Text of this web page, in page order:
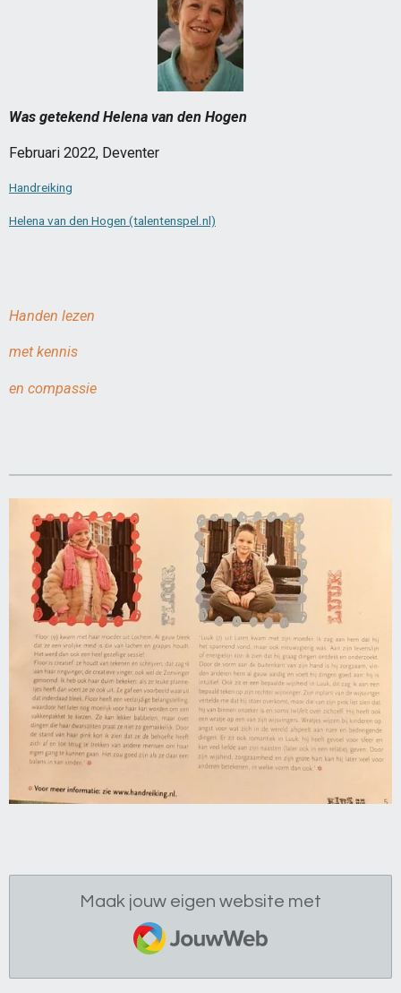
Was getekend Helena van den Hogen
Februari 2022, Deventer
Handreiking
Helena van den Hogen (talentenspel.nl)
Handen lezen
met kennis
en compassie
Maak jouw eigen website met
JouwWeb